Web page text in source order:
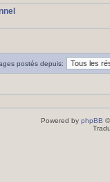
postés depuis:
Powered by phpBB